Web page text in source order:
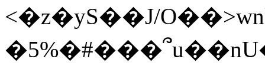
<�z�yS��J/